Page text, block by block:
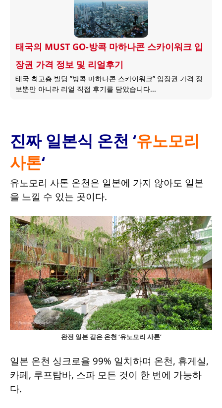
태국의 MUST GO-방콕 마하나콘 스카이워크 입
장권 가격 정보 및 리얼후기
태국 최고층 빌딩 ”방콕 마하나콘 스카이워크” 입장권 가격 정
보뿐만 아니라 리얼 직접 후기를 담았습니다...
진짜 일본식 온천 ‘유노모리
사톤‘
유노모리 사톤 온천은 일본에 가지 않아도 일본
을 느낄 수 있는 곳이다.
완전 일본 같은 온천 ‘유노모리 사톤’
일본 온천 싱크로율 99% 일치하며 온천, 휴게실,
카페, 루프탑바, 스파 모든 것이 한 번에 가능하
다.